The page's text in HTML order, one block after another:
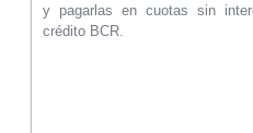
y pagarlas en cuotas sin
crédito BCR.